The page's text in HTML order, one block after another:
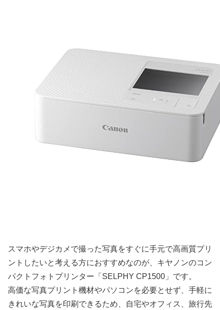
スマホやデジカメで撮った写真をすぐに手元で高画質プリ
ントしたいと考える方におすすめなのが、キヤノンのコン
パクトフォトプリンター「SELPHY CP1500」です。
高価な写真プリント機材やパソコンを必要とせず、手軽に
きれいな写真を印刷できるため、自宅やオフィス、旅行先